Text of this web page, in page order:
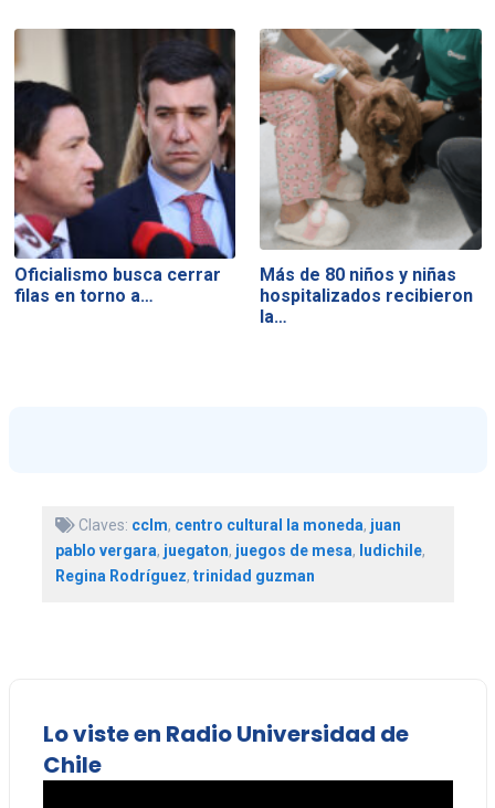
Oficialismo busca cerrar
filas en torno a…
Más de 80 niños y niñas
hospitalizados recibieron
la…
Claves: cclm, centro cultural la moneda, juan
pablo vergara, juegaton, juegos de mesa, ludichile,
Regina Rodríguez, trinidad guzman
Lo viste en Radio Universidad de
Chile